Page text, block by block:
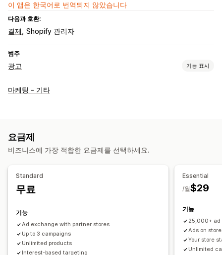
이 앱은 한국어로 번역되지 않았습니다
다음과 호환:
결제 Shopify 관리자
범주
광고 기능 표시
타게팅
캠페인 관리
AI 최적화
자동화된 캠페인 가격 제시 최적화
실적 분석
A/B 테스트
대시보드
마케팅 - 기타
요금제
비즈니스에 가장 적합한 요금제를 선택하세요.
Standard
무료
기능
Ad exchange with partner stores
Up to 3 campaigns
Unlimited products
Interest-based targeting
Essential
$29
/월
기능
25,000+ ad
Ads on
Your store
Unlimited